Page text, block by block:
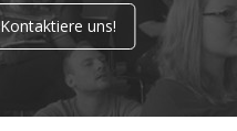
Kontaktiere uns!